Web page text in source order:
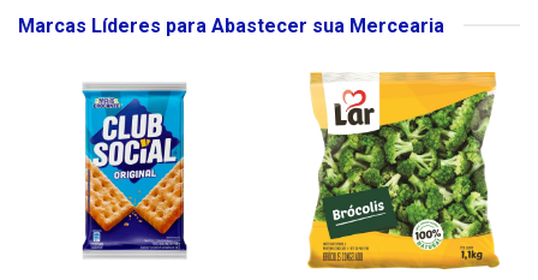
Marcas Líderes para Abastecer sua Mercearia